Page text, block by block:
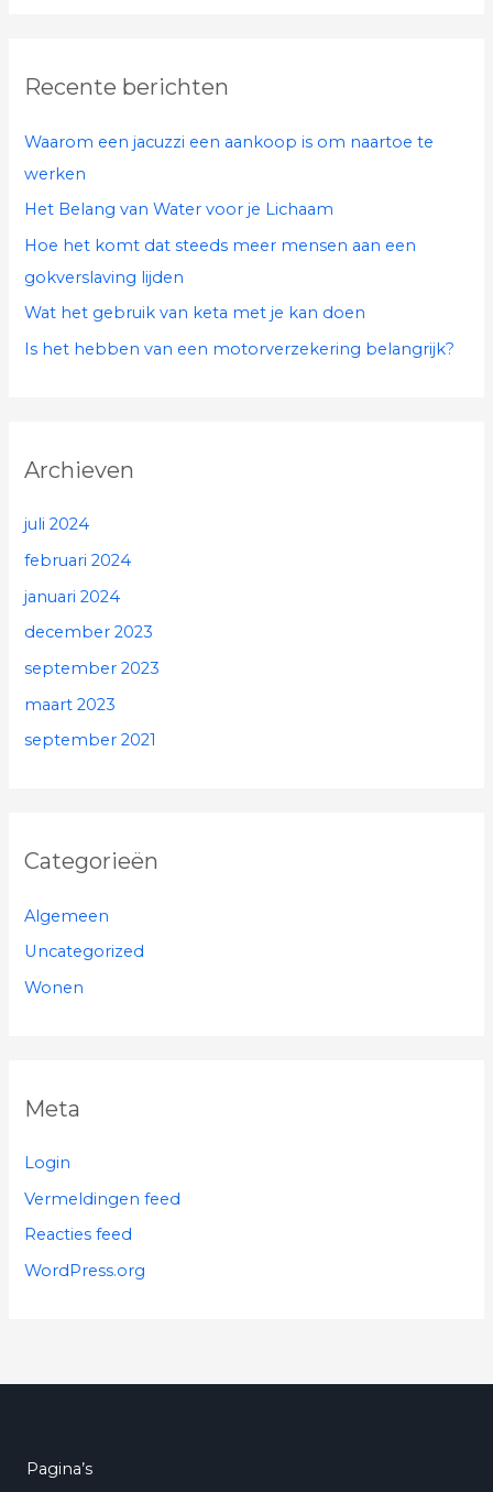
n
a
r
:
Recente berichten
Waarom een jacuzzi een aankoop is om naartoe te
werken
Het Belang van Water voor je Lichaam
Hoe het komt dat steeds meer mensen aan een
gokverslaving lijden
Wat het gebruik van keta met je kan doen
Is het hebben van een motorverzekering belangrijk?
Archieven
juli 2024
februari 2024
januari 2024
december 2023
september 2023
maart 2023
september 2021
Categorieën
Algemeen
Uncategorized
Wonen
Meta
Login
Vermeldingen feed
Reacties feed
WordPress.org
Pagina’s